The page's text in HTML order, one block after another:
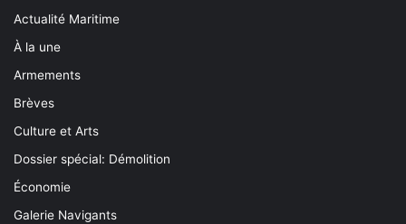
Actualité Maritime
À la une
Armements
Brèves
Culture et Arts
Dossier spécial: Démolition
Économie
Galerie Navigants